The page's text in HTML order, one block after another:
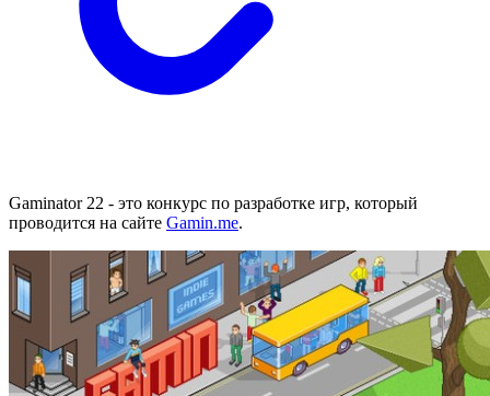
Gaminator 22 - это конкурс по разработке игр, который
проводится на сайте Gamin.me.